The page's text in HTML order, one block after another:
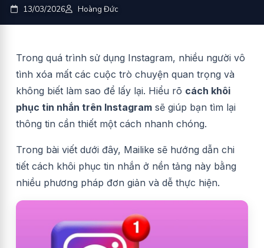
13/03/2026 Hoàng Đức
Trong quá trình sử dụng Instagram, nhiều người vô
tình xóa mất các cuộc trò chuyện quan trọng và
không biết làm sao để lấy lại. Hiểu rõ cách khôi
phục tin nhắn trên Instagram sẽ giúp bạn tìm lại
thông tin cần thiết một cách nhanh chóng.
Trong bài viết dưới đây, Mailike sẽ hướng dẫn chi
tiết cách khôi phục tin nhắn ở nền tảng này bằng
nhiều phương pháp đơn giản và dễ thực hiện.